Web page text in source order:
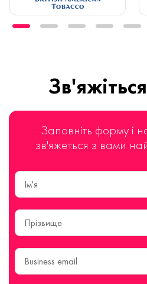
Заповніть форму і
зв'яжеться з вами